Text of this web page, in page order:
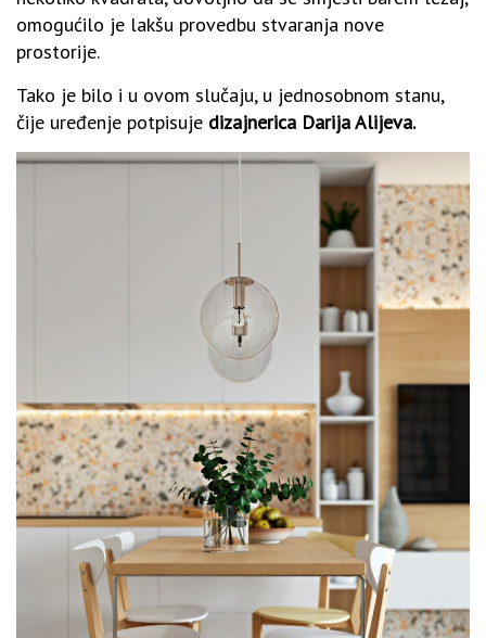
omogućilo je lakšu provedbu stvaranja nove
prostorije.
Tako je bilo i u ovom slučaju, u jednosobnom stanu,
čije uređenje potpisuje dizajnerica Darija Alijeva.